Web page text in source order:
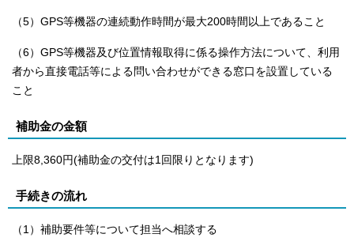
（5）GPS等機器の連続動作時間が最大200時間以上であること
（6）GPS等機器及び位置情報取得に係る操作方法について、利用
者から直接電話等による問い合わせができる窓口を設置している
こと
補助金の金額
上限8,360円(補助金の交付は1回限りとなります)
手続きの流れ
（1）補助要件等について担当へ相談する